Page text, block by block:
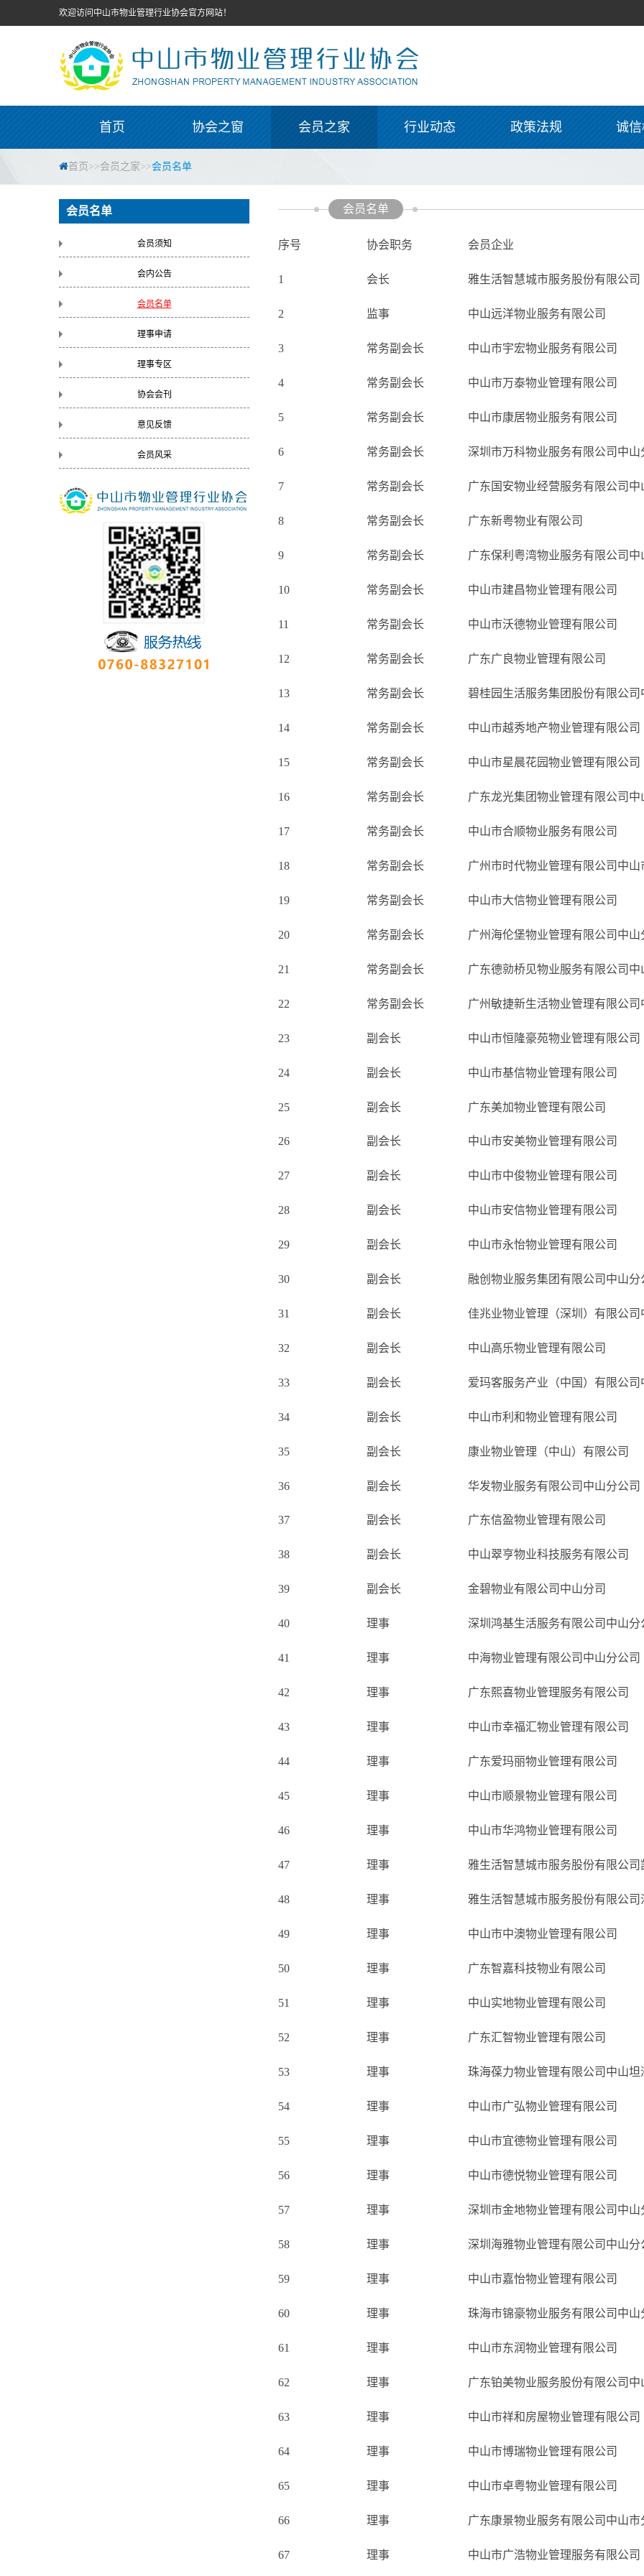
欢迎访问中山市物业管理行业协会官方网站！
首页 协会之窗 会员之家 行业动态 政策法规 诚
首页 >>会员之家>>会员名单
会员名单
会员须知
会内公告
会员名单
理事申请
理事专区
协会会刊
意见反馈
会员风采
会员名单
序号 协会职务 会员企业
1 会长 雅生活智慧城市服务股份有限公司
2 监事 中山远洋物业服务有限公司
3 常务副会长 中山市宇宏物业服务有限公司
4 常务副会长 中山市万泰物业管理有限公司
5 常务副会长 中山市康居物业服务有限公司
6 常务副会长 深圳市万科物业服务有限公司中山
7 常务副会长 广东国安物业经营服务有限公司中
8 常务副会长 广东新粤物业有限公司
9 常务副会长 广东保利粤湾物业服务有限公司中
10 常务副会长 中山市建昌物业管理有限公司
11 常务副会长 中山市沃德物业管理有限公司
12 常务副会长 广东广良物业管理有限公司
13 常务副会长 碧桂园生活服务集团股份有限公司
14 常务副会长 中山市越秀地产物业管理有限公司
15 常务副会长 中山市星晨花园物业管理有限公司
16 常务副会长 广东龙光集团物业管理有限公司中
17 常务副会长 中山市合顺物业服务有限公司
18 常务副会长 广州市时代物业管理有限公司中山
19 常务副会长 中山市大信物业管理有限公司
20 常务副会长 广州海伦堡物业管理有限公司中山
21 常务副会长 广东德勍桥见物业服务有限公司中
22 常务副会长 广州敏捷新生活物业管理有限公司
23 副会长 中山市恒隆豪苑物业管理有限公司
24 副会长 中山市基信物业管理有限公司
25 副会长 广东美加物业管理有限公司
26 副会长 中山市安美物业管理有限公司
27 副会长 中山市中俊物业管理有限公司
28 副会长 中山市安信物业管理有限公司
29 副会长 中山市永怡物业管理有限公司
30 副会长 融创物业服务集团有限公司中山分
31 副会长 佳兆业物业管理（深圳）有限公司
32 副会长 中山高乐物业管理有限公司
33 副会长 爱玛客服务产业（中国）有限公司
34 副会长 中山市利和物业管理有限公司
35 副会长 康业物业管理（中山）有限公司
36 副会长 华发物业服务有限公司中山分公司
37 副会长 广东信盈物业管理有限公司
38 副会长 中山翠亨物业科技服务有限公司
39 副会长 金碧物业有限公司中山分司
40 理事 深圳鸿基生活服务有限公司中山分
41 理事 中海物业管理有限公司中山分公司
42 理事 广东熙喜物业管理服务有限公司
43 理事 中山市幸福汇物业管理有限公司
44 理事 广东爱玛丽物业管理有限公司
45 理事 中山市顺景物业管理有限公司
46 理事 中山市华鸿物业管理有限公司
47 理事 雅生活智慧城市服务股份有限公司
48 理事 雅生活智慧城市服务股份有限公司
49 理事 中山市中澳物业管理有限公司
50 理事 广东智嘉科技物业有限公司
51 理事 中山实地物业管理有限公司
52 理事 广东汇智物业管理有限公司
53 理事 珠海葆力物业管理有限公司中山坦
54 理事 中山市广弘物业管理有限公司
55 理事 中山市宜德物业管理有限公司
56 理事 中山市德悦物业管理有限公司
57 理事 深圳市金地物业管理有限公司中山
58 理事 深圳海雅物业管理有限公司中山分
59 理事 中山市嘉怡物业管理有限公司
60 理事 珠海市锦豪物业服务有限公司中山
61 理事 中山市东润物业管理有限公司
62 理事 广东铂美物业服务股份有限公司中
63 理事 中山市祥和房屋物业管理有限公司
64 理事 中山市博瑞物业管理有限公司
65 理事 中山市卓粤物业管理有限公司
66 理事 广东康景物业服务有限公司中山市
67 理事 中山市广浩物业管理服务有限公司